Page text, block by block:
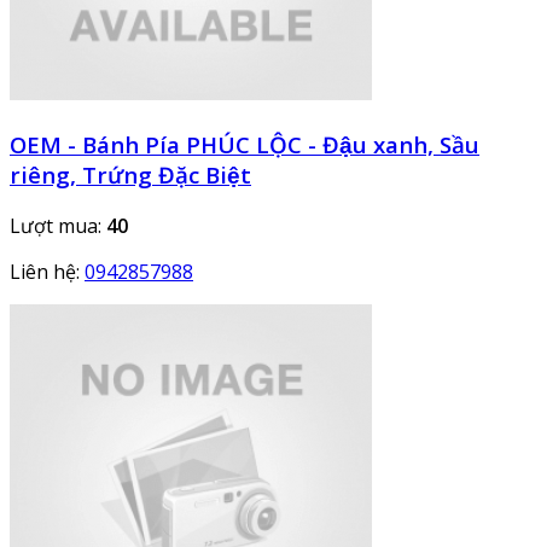
OEM - Bánh Pía PHÚC LỘC - Đậu xanh, Sầu
riêng, Trứng Đặc Biệt
Lượt mua: 40
Liên hệ: 0942857988